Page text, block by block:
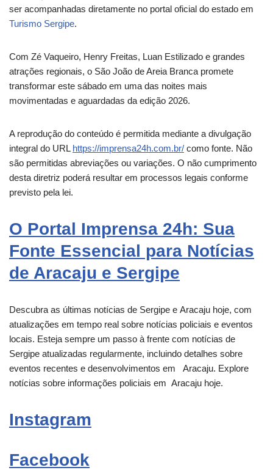
ser acompanhadas diretamente no portal oficial do estado em
Turismo Sergipe.
Com Zé Vaqueiro, Henry Freitas, Luan Estilizado e grandes
atrações regionais, o São João de Areia Branca promete
transformar este sábado em uma das noites mais
movimentadas e aguardadas da edição 2026.
A reprodução do conteúdo é permitida mediante a divulgação
integral do URL https://imprensa24h.com.br/ como fonte. Não
são permitidas abreviações ou variações. O não cumprimento
desta diretriz poderá resultar em processos legais conforme
previsto pela lei.
O Portal Imprensa 24h: Sua
Fonte Essencial para Notícias
de Aracaju e Sergipe
Descubra as últimas notícias de Sergipe e Aracaju hoje, com
atualizações em tempo real sobre notícias policiais e eventos
locais. Esteja sempre um passo à frente com notícias de
Sergipe atualizadas regularmente, incluindo detalhes sobre
eventos recentes e desenvolvimentos em Aracaju. Explore
notícias sobre informações policiais em Aracaju hoje.
Instagram
Facebook